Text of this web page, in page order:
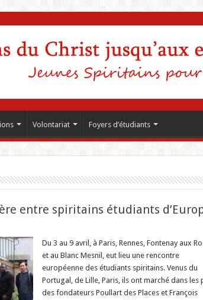
Volontariat Foyers d’étudiants
entre spiritains étudiants
Du 3 au 9 avril, à Paris, Rennes, Fontenay aux
et au Blanc Mesnil, eut lieu une rencontre
européenne des étudiants spiritains. Venus du
Portugal, de Lille, Paris, ils ont marché dans les
des fondateurs Poullart des Places et François